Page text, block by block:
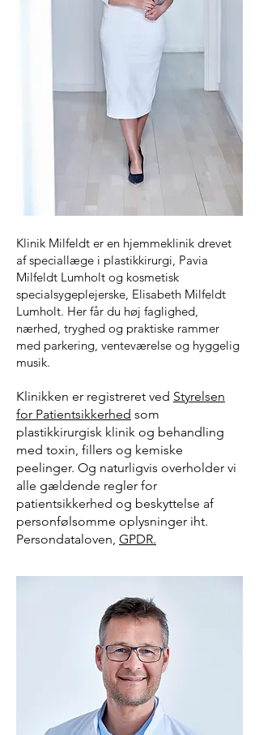
Klinik Milfeldt er en hjemmeklinik drevet
af speciallæge i plastikkirurgi, Pavia
Milfeldt Lumholt og kosmetisk
specialsygeplejerske, Elisabeth Milfeldt
Lumholt. Her får du høj faglighed,
nærhed, tryghed og praktiske rammer
med parkering, venteværelse og hyggelig
musik.
Klinikken er registreret ved Styrelsen
for Patientsikkerhed som
plastikkirurgisk klinik og behandling
med toxin, fillers og kemiske
peelinger. Og naturligvis overholder vi
alle gældende regler for
patientsikkerhed og beskyttelse af
personfølsomme oplysninger iht.
Persondataloven, GPDR.